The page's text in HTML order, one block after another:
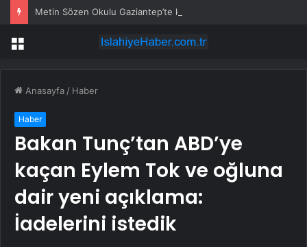
Menü
Anasayfa / Haber
Haber
Bakan Tunç’tan ABD’ye
kaçan Eylem Tok ve oğluna
dair yeni açıklama:
İadelerini istedik